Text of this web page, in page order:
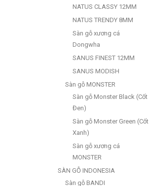
NATUS CLASSY 12MM
NATUS TRENDY 8MM
Sàn gỗ xương cá
Dongwha
SANUS FINEST 12MM
SANUS MODISH
Sàn gỗ MONSTER
Sàn gỗ Monster Black (Cốt
Đen)
Sàn gỗ Monster Green (Cốt
Xanh)
Sàn gỗ xương cá
MONSTER
SÀN GỖ INDONESIA
Sàn gỗ BANDI